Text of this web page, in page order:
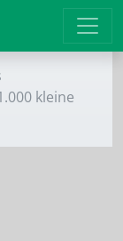
kleine